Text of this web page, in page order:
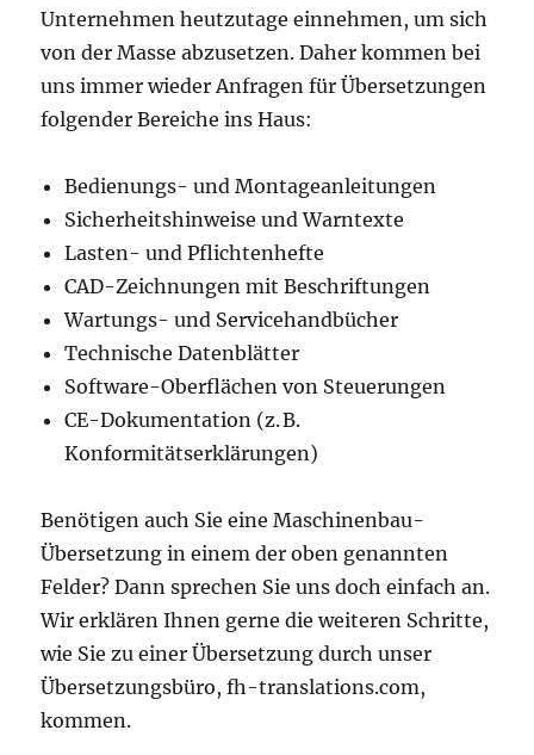
Unternehmen heutzutage einnehmen, um sich
von der Masse abzusetzen. Daher kommen bei
uns immer wieder Anfragen für Übersetzungen
folgender Bereiche ins Haus:
Bedienungs- und Montageanleitungen
Sicherheitshinweise und Warntexte
Lasten- und Pflichtenhefte
CAD-Zeichnungen mit Beschriftungen
Wartungs- und Servicehandbücher
Technische Datenblätter
Software-Oberflächen von Steuerungen
CE-Dokumentation (z. B.
Konformitätserklärungen)
Benötigen auch Sie eine Maschinenbau-
Übersetzung in einem der oben genannten
Felder? Dann sprechen Sie uns doch einfach an.
Wir erklären Ihnen gerne die weiteren Schritte,
wie Sie zu einer Übersetzung durch unser
Übersetzungsbüro, fh-translations.com,
kommen.